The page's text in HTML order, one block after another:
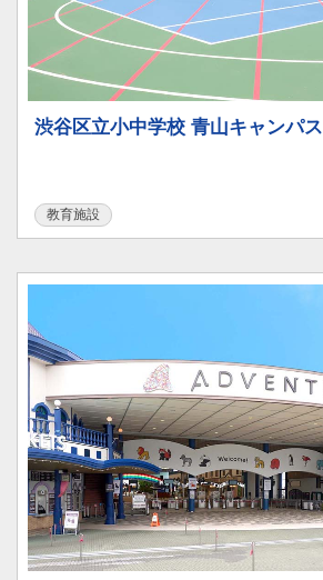
渋谷区立小中学校 青山キャンパス
教育施設